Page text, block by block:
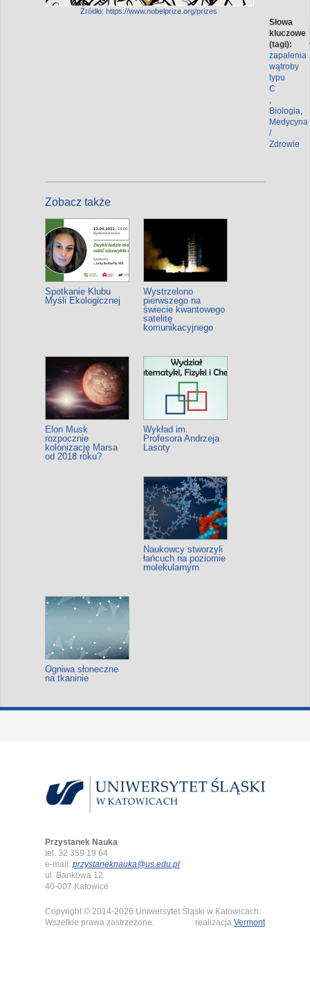
Źródło: https://www.nobelprize.org/prizes
Słowa
kluczowe
(tagi):
zapalenia
wątroby
typu
C
Biologia
Medycyna
/
Zdrowie
Zobacz także
Spotkanie Klubu
Myśli Ekologicznej
Wystrzelono
pierwszego na
świecie kwantowego
satelitę
komunikacyjnego
Elon Musk
rozpocznie
kolonizację Marsa
od 2018 roku?
Wykład im.
Profesora Andrzeja
Lasoty
Naukowcy stworzyli
łańcuch na poziomie
molekularnym
Ogniwa słoneczne
na tkaninie
Przystanek Nauka
tel. 32 359 19 64
e-mail: przystaneknauka@us.edu.pl
ul. Bankowa 12
40-007 Katowice
Copyright © 2014-2026 Uniwersytet Śląski w Katowicach.
Wszelkie prawa zastrzeżone.
realizacja Vermont